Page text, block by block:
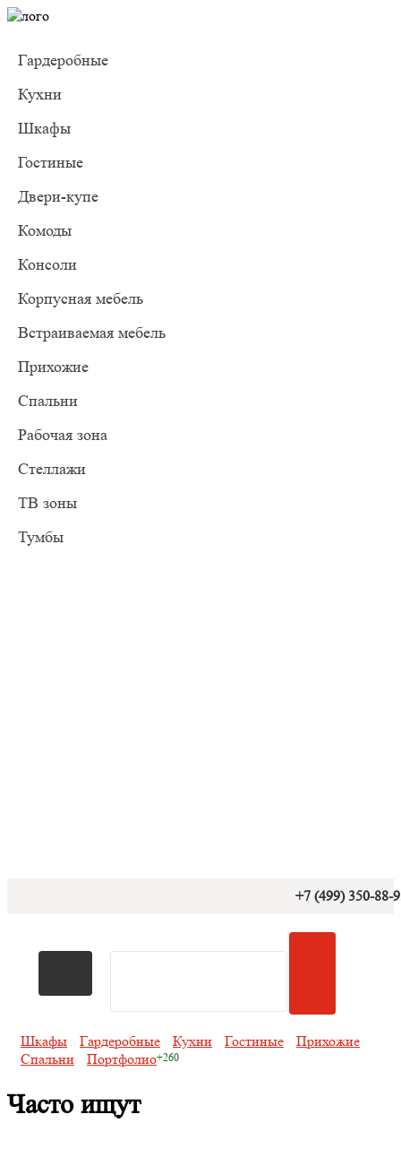
Гардеробные
Кухни
Шкафы
Гостиные
Двери-купе
Комоды
Консоли
Корпусная мебель
Встраиваемая мебель
Прихожие
Спальни
Рабочая зона
Стеллажи
ТВ зоны
Тумбы
+7 (499) 350-88-
Шкафы Гардеробные Кухни Гостиные
Прихожие
Спальни
Портфолио
Часто ищут